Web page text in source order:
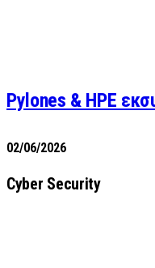
Pylones & HPE
02/06/2026
Cyber Security